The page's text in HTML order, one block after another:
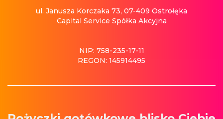
ul. Janusza Korczaka 73, 07-409 Ostrołęka
Capital Service Spółka Akcyjna
NIP: 758-235-17-11
REGON: 145914495